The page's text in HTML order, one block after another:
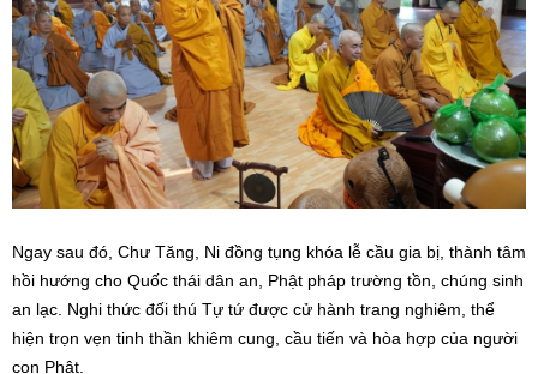
Ngay sau đó, Chư Tăng, Ni đồng tụng khóa lễ cầu gia bị, thành tâm
hồi hướng cho Quốc thái dân an, Phật pháp trường tồn, chúng sinh
an lạc. Nghi thức đối thú Tự tứ được cử hành trang nghiêm, thể
hiện trọn vẹn tinh thần khiêm cung, cầu tiến và hòa hợp của người
con Phật.